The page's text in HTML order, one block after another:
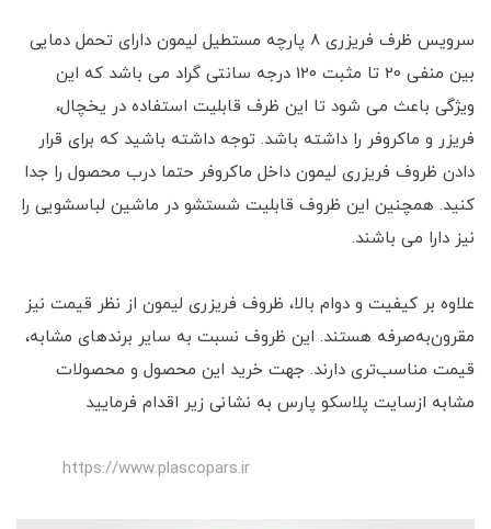
سرویس ظرف فریزری 8 پارچه مستطیل لیمون دارای تحمل دمایی
بین منفی 20 تا مثبت 120 درجه سانتی گراد می باشد که این
ویژگی باعث می شود تا این ظرف قابلیت استفاده در یخچال،
فریزر و ماکروفر را داشته باشد. توجه داشته باشید که برای قرار
دادن ظروف فریزری لیمون داخل ماکروفر حتما درب محصول را جدا
کنید. همچنین این ظروف قابلیت شستشو در ماشین لباسشویی را
نیز دارا می باشند.
علاوه بر کیفیت و دوام بالا، ظروف فریزری لیمون از نظر قیمت نیز
مقرون‌به‌صرفه هستند. این ظروف نسبت به سایر برندهای مشابه،
قیمت مناسب‌تری دارند. جهت خرید این محصول و محصولات
مشابه ازسایت پلاسکو پارس به نشانی زیر اقدام فرمایید